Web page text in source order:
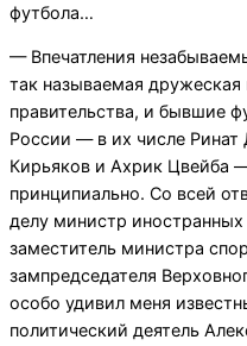
футбола…
— Впечатления
так называемая дружеская
правительства, и бывшие
России — в их числе
Кирьяков и Ахрик Цвейба
принципиально. Со всей
делу министр
заместитель министра
зампредседателя
особо удивил меня
политический деятель